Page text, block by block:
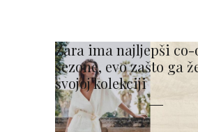
Zara ima najljepši co-
sezone, evo zašto ga
svojoj kolekciji